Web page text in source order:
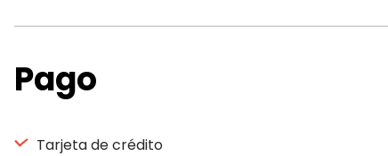
Pago
Tarjeta de crédito